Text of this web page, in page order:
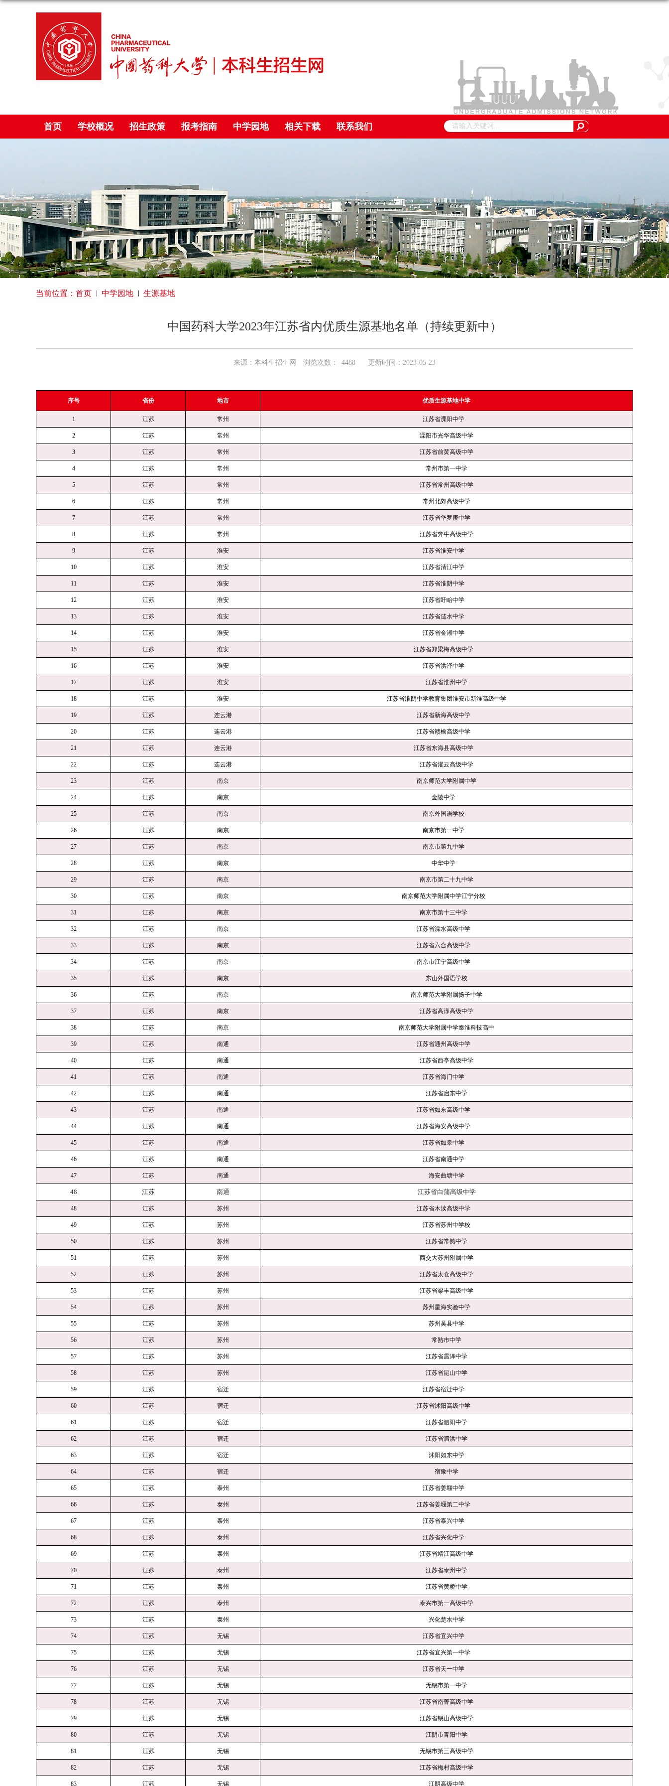
首页 学校概况 招生政策 报考指南 中学园地 相关下载 联系我们
当前位置： 首页 中学园地 生源基地
中国药科大学2023年江苏省内优质生源基地名单（持续更新中）
来源：本科生招生网 浏览次数： 4488 更新时间：2023-05-23
序号 省份 地市 优质生源基地中学
1 江苏 常州 江苏省溧阳中学
2 江苏 常州 溧阳市光华高级中学
3 江苏 常州 江苏省前黄高级中学
4 江苏 常州 常州市第一中学
5 江苏 常州 江苏省常州高级中学
6 江苏 常州 常州北郊高级中学
7 江苏 常州 江苏省华罗庚中学
8 江苏 常州 江苏省奔牛高级中学
9 江苏 淮安 江苏省淮安中学
10 江苏 淮安 江苏省清江中学
11 江苏 淮安 江苏省淮阴中学
12 江苏 淮安 江苏省盱眙中学
13 江苏 淮安 江苏省涟水中学
14 江苏 淮安 江苏省金湖中学
15 江苏 淮安 江苏省郑梁梅高级中学
16 江苏 淮安 江苏省洪泽中学
17 江苏 淮安 江苏省淮州中学
18 江苏 淮安 江苏省淮阴中学教育集团淮安市新淮高级中学
19 江苏 连云港 江苏省新海高级中学
20 江苏 连云港 江苏省赣榆高级中学
21 江苏 连云港 江苏省东海县高级中学
22 江苏 连云港 江苏省灌云高级中学
23 江苏 南京 南京师范大学附属中学
24 江苏 南京 金陵中学
25 江苏 南京 南京外国语学校
26 江苏 南京 南京市第一中学
27 江苏 南京 南京市第九中学
28 江苏 南京 中华中学
29 江苏 南京 南京市第二十九中学
30 江苏 南京 南京师范大学附属中学江宁分校
31 江苏 南京 南京市第十三中学
32 江苏 南京 江苏省溧水高级中学
33 江苏 南京 江苏省六合高级中学
34 江苏 南京 南京市江宁高级中学
35 江苏 南京 东山外国语学校
36 江苏 南京 南京师范大学附属扬子中学
37 江苏 南京 江苏省高淳高级中学
38 江苏 南京 南京师范大学附属中学秦淮科技高中
39 江苏 南通 江苏省通州高级中学
40 江苏 南通 江苏省西亭高级中学
41 江苏 南通 江苏省海门中学
42 江苏 南通 江苏省启东中学
43 江苏 南通 江苏省如东高级中学
44 江苏 南通 江苏省海安高级中学
45 江苏 南通 江苏省如皋中学
46 江苏 南通 江苏省南通中学
47 江苏 南通 海安曲塘中学
48 江苏 南通 江苏省白蒲高级中学
48 江苏 苏州 江苏省木渎高级中学
49 江苏 苏州 江苏省苏州中学校
50 江苏 苏州 江苏省常熟中学
51 江苏 苏州 西交大苏州附属中学
52 江苏 苏州 江苏省太仓高级中学
53 江苏 苏州 江苏省梁丰高级中学
54 江苏 苏州 苏州星海实验中学
55 江苏 苏州 苏州吴县中学
56 江苏 苏州 常熟市中学
57 江苏 苏州 江苏省震泽中学
58 江苏 苏州 江苏省昆山中学
59 江苏 宿迁 江苏省宿迁中学
60 江苏 宿迁 江苏省沭阳高级中学
61 江苏 宿迁 江苏省泗阳中学
62 江苏 宿迁 江苏省泗洪中学
63 江苏 宿迁 沭阳如东中学
64 江苏 宿迁 宿豫中学
65 江苏 泰州 江苏省姜堰中学
66 江苏 泰州 江苏省姜堰第二中学
67 江苏 泰州 江苏省泰兴中学
68 江苏 泰州 江苏省兴化中学
69 江苏 泰州 江苏省靖江高级中学
70 江苏 泰州 江苏省泰州中学
71 江苏 泰州 江苏省黄桥中学
72 江苏 泰州 泰兴市第一高级中学
73 江苏 泰州 兴化楚水中学
74 江苏 无锡 江苏省宜兴中学
75 江苏 无锡 江苏省宜兴第一中学
76 江苏 无锡 江苏省天一中学
77 江苏 无锡 无锡市第一中学
78 江苏 无锡 江苏省南菁高级中学
79 江苏 无锡 江苏省锡山高级中学
80 江苏 无锡 江阴市青阳中学
81 江苏 无锡 无锡市第三高级中学
82 江苏 无锡 江苏省梅村高级中学
83 江苏 无锡 江阴高级中学